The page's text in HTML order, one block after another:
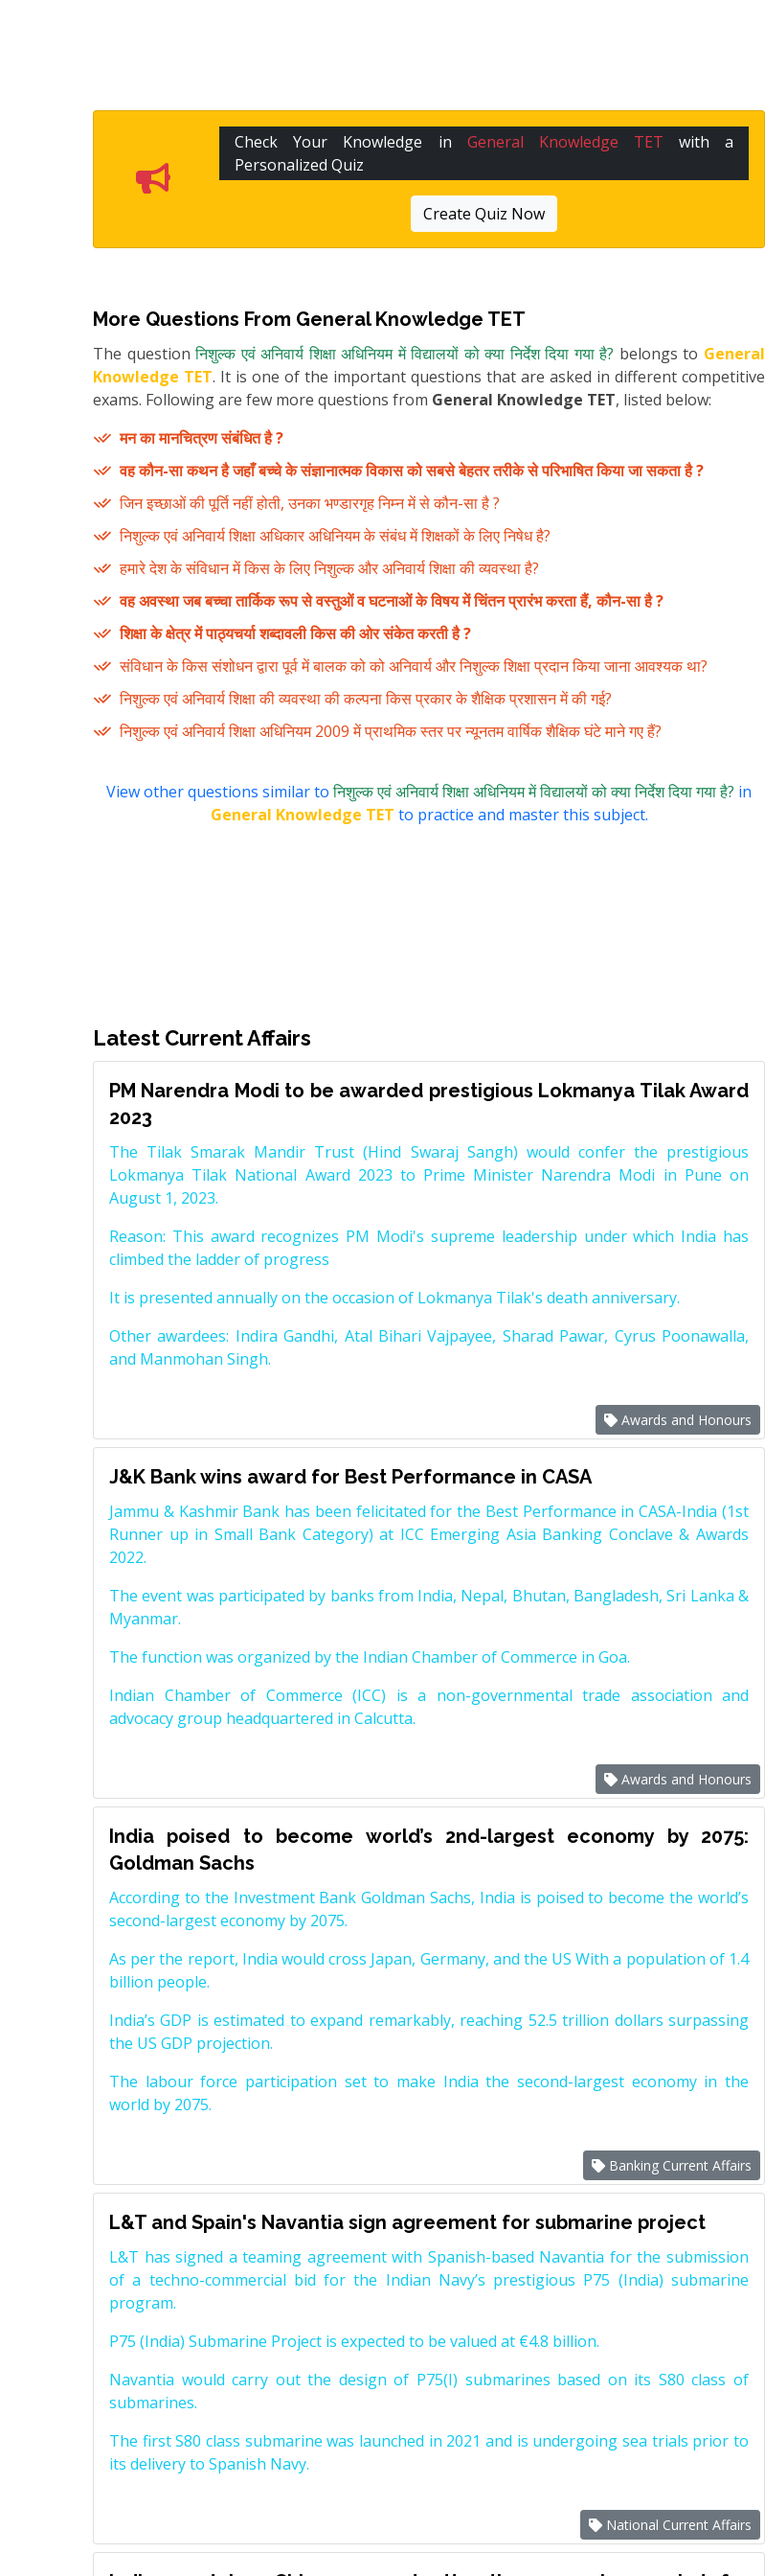
Check Your Knowledge in General Knowledge TET with a
Personalized Quiz
Create Quiz Now
More Questions From General Knowledge TET
The questionनिशुल्क एवं अनिवार्य शिक्षा अधिनियम में विद्यालयों को क्या निर्देश दिया गया है? belongs to General
Knowledge TET. It is one of the important questions that are asked in different competitive
exams. Following are few more questions from General Knowledge TET, listed below:
मन का मानचित्रण संबंधित है ?
वह कौन-सा कथन है जहाँ बच्चे के संज्ञानात्मक विकास को सबसे बेहतर तरीके से परिभाषित किया जा सकता है ?
जिन इच्छाओं की पूर्ति नहीं होती, उनका भण्डारगृह निम्न में से कौन-सा है ?
निशुल्क एवं अनिवार्य शिक्षा अधिकार अधिनियम के संबंध में शिक्षकों के लिए निषेध है?
हमारे देश के संविधान में किस के लिए निशुल्क और अनिवार्य शिक्षा की व्यवस्था है?
वह अवस्था जब बच्चा तार्किक रूप से वस्तुओं व घटनाओं के विषय में चिंतन प्रारंभ करता हैं, कौन-सा है ?
शिक्षा के क्षेत्र में पाठ्यचर्या शब्दावली किस की ओर संकेत करती है ?
संविधान के किस संशोधन द्वारा पूर्व में बालक को को अनिवार्य और निशुल्क शिक्षा प्रदान किया जाना आवश्यक था?
निशुल्क एवं अनिवार्य शिक्षा की व्यवस्था की कल्पना किस प्रकार के शैक्षिक प्रशासन में की गई?
निशुल्क एवं अनिवार्य शिक्षा अधिनियम 2009 में प्राथमिक स्तर पर न्यूनतम वार्षिक शैक्षिक घंटे माने गए हैं?
View other questions similar toनिशुल्क एवं अनिवार्य शिक्षा अधिनियम में विद्यालयों को क्या निर्देश दिया गया है? in
General Knowledge TET to practice and master this subject.
Latest Current Affairs
PM Narendra Modi to be awarded prestigious Lokmanya Tilak Award
2023
The Tilak Smarak Mandir Trust (Hind Swaraj Sangh) would confer the prestigious
Lokmanya Tilak National Award 2023 to Prime Minister Narendra Modi in Pune on
August 1, 2023.
Reason: This award recognizes PM Modi's supreme leadership under which India has
climbed the ladder of progress
It is presented annually on the occasion of Lokmanya Tilak's death anniversary.
Other awardees: Indira Gandhi, Atal Bihari Vajpayee, Sharad Pawar, Cyrus Poonawalla,
and Manmohan Singh.
Awards and Honours
J&K Bank wins award for Best Performance in CASA
Jammu & Kashmir Bank has been felicitated for the Best Performance in CASA-India (1st
Runner up in Small Bank Category) at ICC Emerging Asia Banking Conclave & Awards
2022.
The event was participated by banks from India, Nepal, Bhutan, Bangladesh, Sri Lanka &
Myanmar.
The function was organized by the Indian Chamber of Commerce in Goa.
Indian Chamber of Commerce (ICC) is a non-governmental trade association and
advocacy group headquartered in Calcutta.
Awards and Honours
India poised to become world’s 2nd-largest economy by 2075:
Goldman Sachs
According to the Investment Bank Goldman Sachs, India is poised to become the world’s
second-largest economy by 2075.
As per the report, India would cross Japan, Germany, and the US With a population of 1.4
billion people.
India’s GDP is estimated to expand remarkably, reaching 52.5 trillion dollars surpassing
the US GDP projection.
The labour force participation set to make India the second-largest economy in the
world by 2075.
Banking Current Affairs
L&T and Spain's Navantia sign agreement for submarine project
L&T has signed a teaming agreement with Spanish-based Navantia for the submission
of a techno-commercial bid for the Indian Navy’s prestigious P75 (India) submarine
program.
P75 (India) Submarine Project is expected to be valued at €4.8 billion.
Navantia would carry out the design of P75(I) submarines based on its S80 class of
submarines.
The first S80 class submarine was launched in 2021 and is undergoing sea trials prior to
its delivery to Spanish Navy.
National Current Affairs